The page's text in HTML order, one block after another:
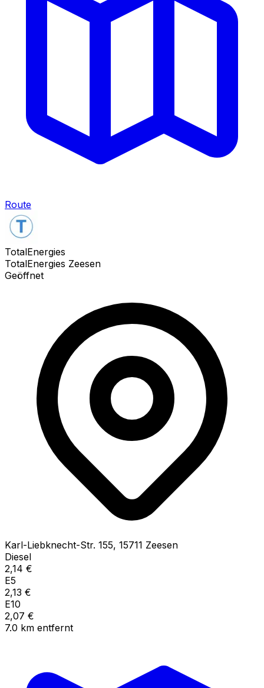
Route
TotalEnergies
TotalEnergies Zeesen
Geöffnet
Karl-Liebknecht-Str. 155, 15711 Zeesen
Diesel
2,14 €
E5
2,13 €
E10
2,07 €
7.0 km entfernt